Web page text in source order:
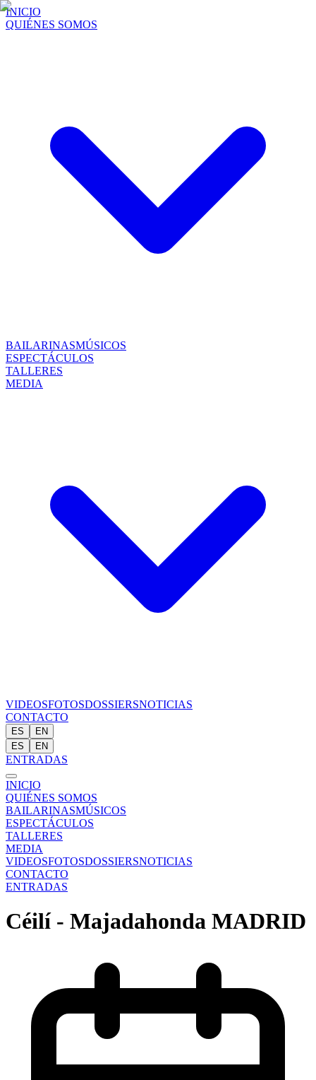
INICIO
QUIÉNES SOMOS
BAILARINASMÚSICOS
ESPECTÁCULOS
TALLERES
MEDIA
VIDEOSFOTOSDOSSIERSNOTICIAS
CONTACTO
ES
EN
ES
EN
ENTRADAS
INICIO
QUIÉNES SOMOS
BAILARINASMÚSICOS
ESPECTÁCULOS
TALLERES
MEDIA
VIDEOSFOTOSDOSSIERSNOTICIAS
CONTACTO
ENTRADAS
Céilí - Majadahonda MADRID